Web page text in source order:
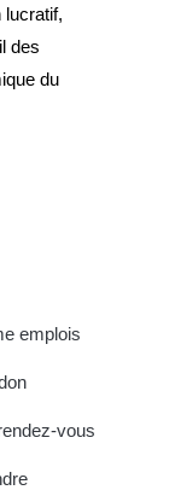
des
du
emplois
vous